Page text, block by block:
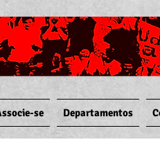
se Departamentos